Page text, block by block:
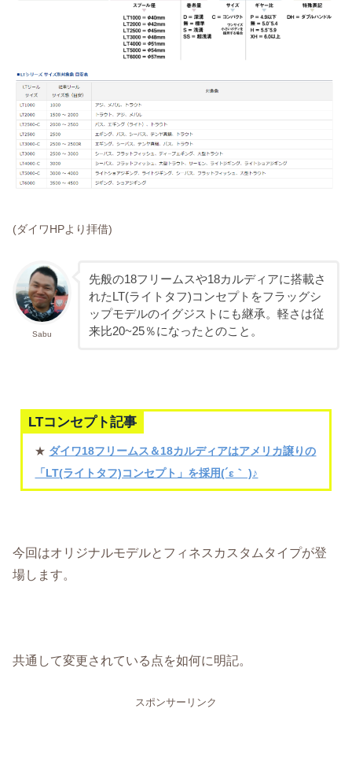
(ダイワHPより拝借)
Sabu
先般の18フリームスや18カルディアに搭載さ
れたLT(ライトタフ)コンセプトをフラッグシ
ップモデルのイグジストにも継承。軽さは従
来比20~25％になったとのこと。
LTコンセプト記事
★ ダイワ18フリームス＆18カルディアはアメリカ譲りの
「LT(ライトタフ)コンセプト」を採用(´ε｀ )♪
今回はオリジナルモデルとフィネスカスタムタイプが登
場します。
共通して変更されている点を如何に明記。
スポンサーリンク